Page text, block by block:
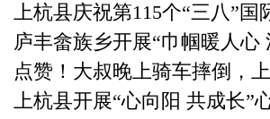
上杭县庆祝第115个“三八”
庐丰畲族乡开展“巾帼暖人
点赞！大叔晚上骑车摔倒，
上杭县开展“心向阳 共成长”